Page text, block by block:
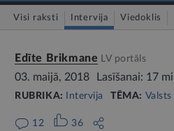
Visi raksti Intervija Viedoklis
Edīte Brikmane LV portāls
03. maijā, 2018 Lasīšanai: 17
RUBRIKA: Intervija TĒMA:
12 36